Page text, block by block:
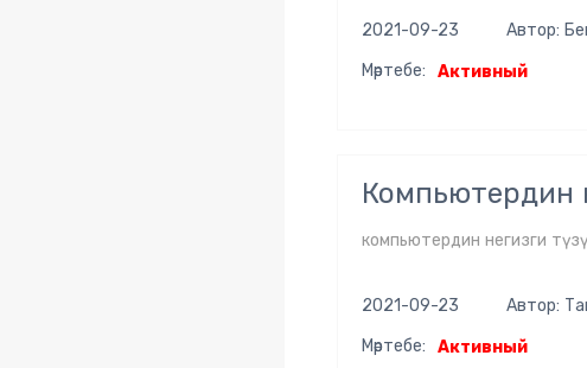
2021-09-23 Автор:
Мәртебе:
Активный
Компьютердин
компьютердин негизги
2021-09-23 Автор:
Мәртебе:
Активный